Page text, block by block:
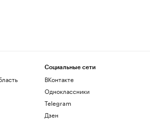
Социальные сети
ВКонтакте
Одноклассники
Telegram
Дзен